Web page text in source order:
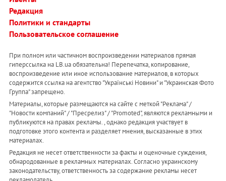
Редакция
Политики и стандарты
Пользовательское соглашение
При полном или частичном воспроизведении материалов прямая
гиперссылка на LB.ua обязательна! Перепечатка, копирование,
воспроизведение или иное использование материалов, в которых
содержится ссылка на агентство "Українськi Новини" и "Украинская Фото
Группа" запрещено.
Материалы, которые размещаются на сайте с меткой "Реклама" /
"Новости компаний" / "Пресрелиз" / "Promoted", являются рекламными и
публикуются на правах рекламы. , однако редакция участвует в
подготовке этого контента и разделяет мнения, высказанные в этих
материалах.
Редакция не несет ответственности за факты и оценочные суждения,
обнародованные в рекламных материалах. Согласно украинскому
законодательству, ответственность за содержание рекламы несет